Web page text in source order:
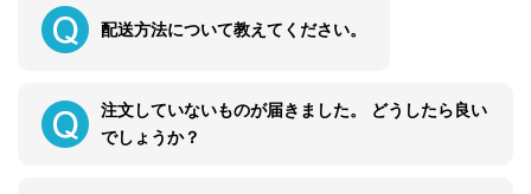
配送方法について教えてください。
注文していないものが届きました。 どうしたら良い
でしょうか？